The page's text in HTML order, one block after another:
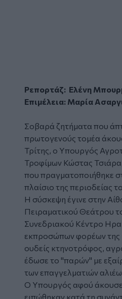
Ρεπορτάζ: Ελένη
Επιμέλεια: Μαρία
Σοβαρά ζητήματα που
πρωτογενούς τομέα
Τρίτης, ο Υπουργός
Τροφίμων Κώστας Τσιάρα
που πραγματοποιήθηκε
πλαίσιο της περιοδείας
Η σύσκεψη έγινε στην
Πειραματικού Θεάτρου
Συνεδριακού Κέντρο
εκπροσώπων φορέων της
ουδείς κτηνοτρόφος,
έδωσε το "παρών" με
των επαγγελματιών
Ο Υπουργός αφού
ειπώθηκαν κατά τη